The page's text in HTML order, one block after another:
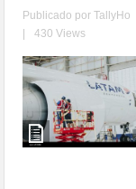
Publicado porTallyHo
430 Views